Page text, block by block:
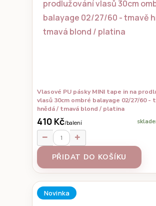
Vlasové PU pásky MINI tape in na
vlasů 30cm ombré balayage 02/27/60 -
hnědá / tmavá blond / platina
410 Kč/balení
PŘIDAT DO KOŠÍKU
Novinka